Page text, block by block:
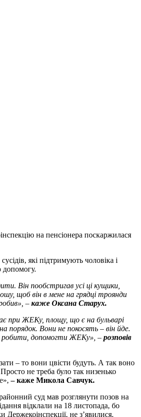
на пенсіонера поскаржилася
які підтримують чоловіка і
допомогу.
Він пообстригав усі ці кущики,
щоб він в мене на грядці троянди
– каже Оксана Старух.
при ЖЕКу, площу, що є на бульварі
порядок. Вони не покосять – він йде.
робити, допомогти ЖЕКу», – розповів
– то вони цвісти будуть. А так воно
Просто не треба було так низенько
– каже Микола Савчук.
суд мав розглянути позов на
відклали на 18 листопада, бо
Держекоінспекції, не з’явилися.